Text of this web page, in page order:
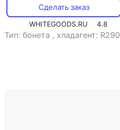
Сделать заказ
WHITEGOODS.RU 4.8
Тип: бонета , хладагент: R290